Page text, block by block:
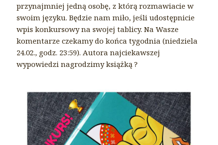
przynajmniej jedną osobę, z którą rozmawiacie w
swoim języku. Będzie nam miło, jeśli udostępnicie
wpis konkursowy na swojej tablicy. Na Wasze
komentarze czekamy do końca tygodnia (niedziela
24.02., godz. 23:59). Autora najciekawszej
wypowiedzi nagrodzimy książką ?